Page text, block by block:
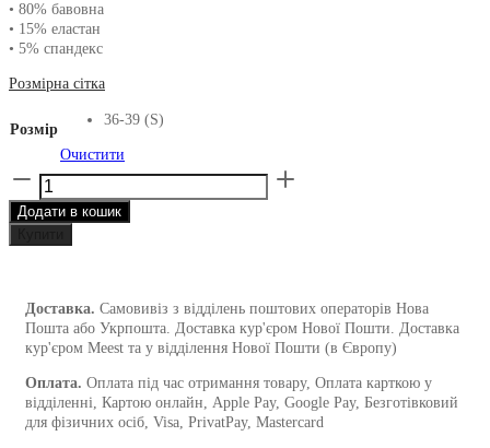
• 80% бавовна
• 15% еластан
• 5% спандекс
Розмірна сітка
Розмір
36-39 (S)
Очистити
Шкарпетки
з
принтом
1and1
кількість
Додати в кошик
Доставка. Самовивіз з відділень поштових операторів Нова
Пошта або Укрпошта. Доставка кур'єром Нової Пошти. Доставка
кур'єром Meest та у відділення Нової Пошти (в Європу)
Оплата. Оплата під час отримання товару, Оплата карткою у
відділенні, Картою онлайн, Apple Pay, Google Pay, Безготівковий
для фізичних осіб, Visa, PrivatPay, Mastercard